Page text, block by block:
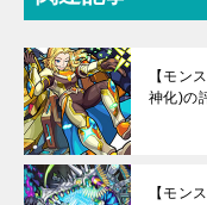
【モン
神化)の
【モン